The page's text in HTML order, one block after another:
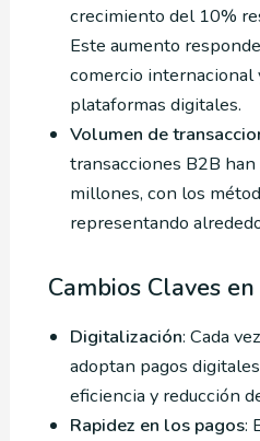
crecimiento del 10%
Este aumento
comercio internacional
plataformas digitales.
Volumen de
transacciones B2B
millones, con los
representando
Cambios Claves
Digitalización: Cada
adoptan pagos
eficiencia y reducción
Rapidez en los pagos: